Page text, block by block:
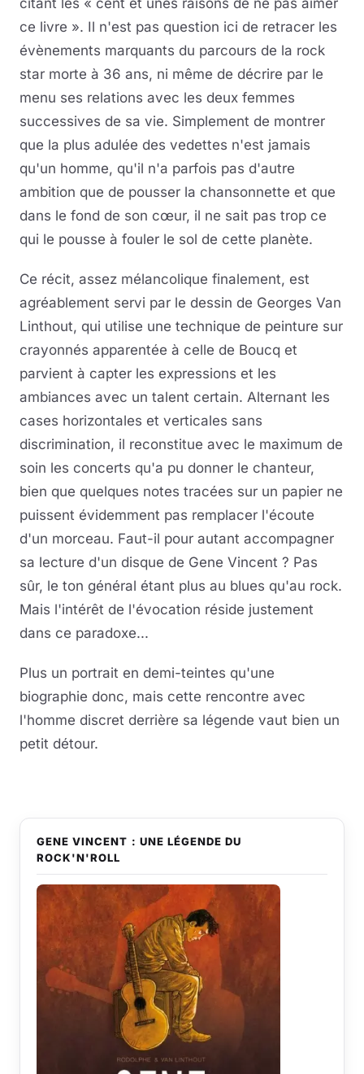
citant les « cent et unes raisons de ne pas aimer
ce livre ». Il n'est pas question ici de retracer les
évènements marquants du parcours de la rock
star morte à 36 ans, ni même de décrire par le
menu ses relations avec les deux femmes
successives de sa vie. Simplement de montrer
que la plus adulée des vedettes n'est jamais
qu'un homme, qu'il n'a parfois pas d'autre
ambition que de pousser la chansonnette et que
dans le fond de son cœur, il ne sait pas trop ce
qui le pousse à fouler le sol de cette planète.
Ce récit, assez mélancolique finalement, est
agréablement servi par le dessin de Georges Van
Linthout, qui utilise une technique de peinture sur
crayonnés apparentée à celle de Boucq et
parvient à capter les expressions et les
ambiances avec un talent certain. Alternant les
cases horizontales et verticales sans
discrimination, il reconstitue avec le maximum de
soin les concerts qu'a pu donner le chanteur,
bien que quelques notes tracées sur un papier ne
puissent évidemment pas remplacer l'écoute
d'un morceau. Faut-il pour autant accompagner
sa lecture d'un disque de Gene Vincent ? Pas
sûr, le ton général étant plus au blues qu'au rock.
Mais l'intérêt de l'évocation réside justement
dans ce paradoxe...
Plus un portrait en demi-teintes qu'une
biographie donc, mais cette rencontre avec
l'homme discret derrière sa légende vaut bien un
petit détour.
GENE VINCENT : UNE LÉGENDE DU
ROCK'N'ROLL